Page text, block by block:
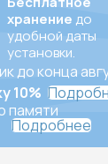
хранение до
удобной даты
установки.
до конца
10%
памяти
Подробнее